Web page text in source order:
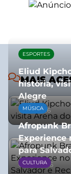
MAIS
ESPORTES
Eliud
história,
Alegre
10/07/2026
MÚSICA
Afropunk
Experience
para
03/08/2026
CULTURA